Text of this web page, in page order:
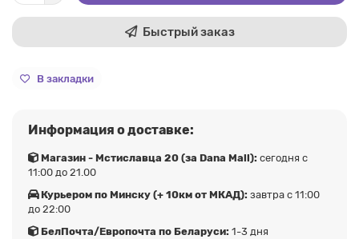
Быстрый заказ
В закладки
Информация о доставке:
Магазин - Мстиславца 20 (за Dana Mall): сегодня с
11:00 до 21.00
Курьером по Минску (+ 10км от МКАД): завтра с 11:00
до 22:00
БелПочта/Европочта по Беларуси: 1-3 дня